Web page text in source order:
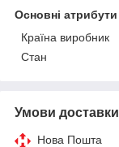
Основні атрибути
Країна виробник
Стан
Умови доставки
Нова Пошта